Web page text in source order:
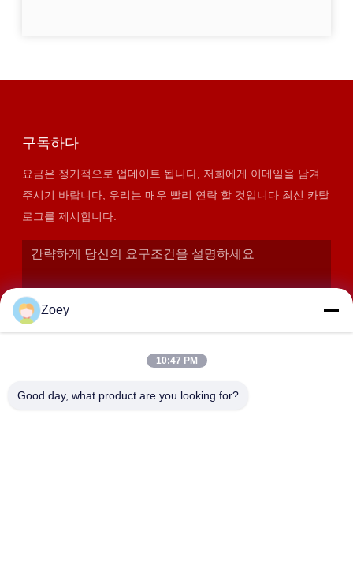
구독하다
요금은 정기적으로 업데이트 됩니다, 저희에게 이메일을 남겨
주시기 바랍니다, 우리는 매우 빨리 연락 할 것입니다 최신 카탈
로그를 제시합니다.
Zoey
10:47 PM
Good day, what product are you looking for?